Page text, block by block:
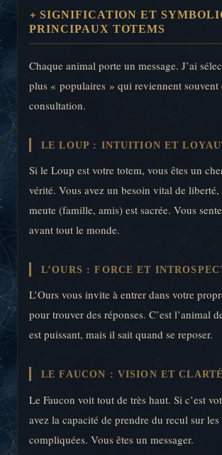
SIGNIFICATION ET
PRINCIPAUX TOTEMS
Chaque animal porte un message. J’ai
plus « populaires » qui reviennent souvent
consultation.
LE LOUP : INTUITION ET
Si le Loup est votre totem, vous êtes un
vérité. Vous avez un besoin vital de liberté,
meute (famille, amis) est sacrée. Vous
avant tout le monde.
L’OURS : FORCE ET
L’Ours vous invite à entrer dans votre
pour trouver des réponses. C’est l’animal
est puissant, mais il sait quand se reposer.
LE FAUCON : VISION ET CLARTÉ
Le Faucon voit tout de très haut. Si c’est
avez la capacité de prendre du recul sur
compliquées. Vous êtes un messager.